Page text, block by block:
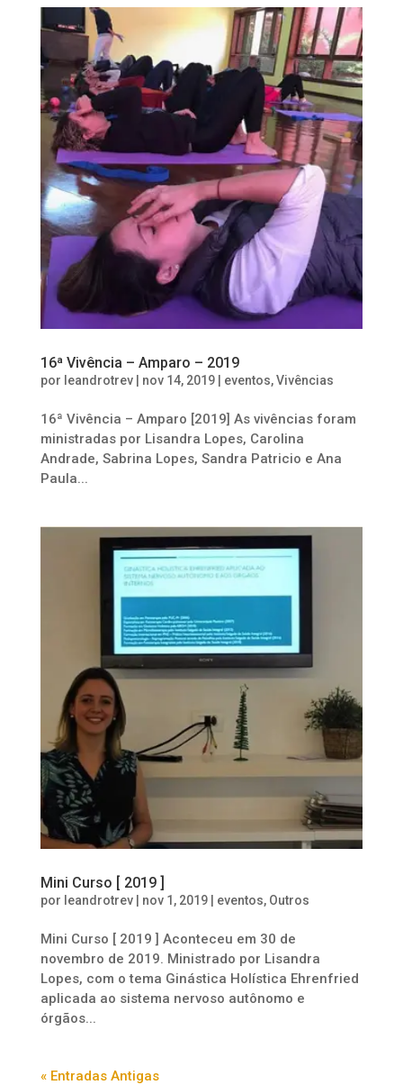
16ª Vivência – Amparo – 2019
por leandrotrev| nov 14, 2019| eventos,Vivências
16ª Vivência – Amparo [2019] As vivências foram
ministradas por Lisandra Lopes, Carolina
Andrade, Sabrina Lopes, Sandra Patricio e Ana
Paula...
Mini Curso [ 2019 ]
por leandrotrev| nov 1, 2019| eventos, Outros
Mini Curso [ 2019 ] Aconteceu em 30 de
novembro de 2019. Ministrado por Lisandra
Lopes, com o tema Ginástica Holística Ehrenfried
aplicada ao sistema nervoso autônomo e
órgãos...
« Entradas Antigas